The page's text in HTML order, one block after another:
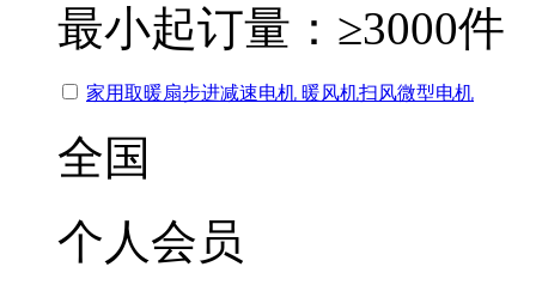
最小起订量： ≥3000件
家用取暖扇步进减速电机 暖风机扫风微型电机
全国
个人会员